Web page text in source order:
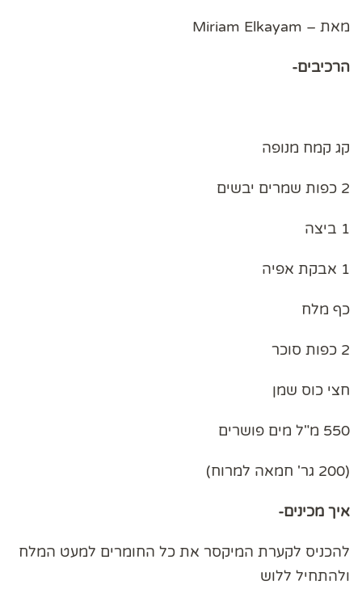
מאת – Miriam Elkayam
הרכיבים-
קג קמח מנופה
2 כפות שמרים יבשים
1 ביצה
1 אבקת אפיה
כף מלח
2 כפות סוכר
חצי כוס שמן
550 מ"ל מים פושרים
(200 גר' חמאה למרוח)
איך מכינים-
להכניס לקערת המיקסר את כל החומרים למעט המלח
ולהתחיל ללוש